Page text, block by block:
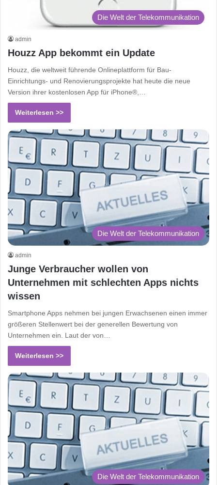
Die Welt der Telekommunikation
admin
Houzz App bekommt ein Update
Houzz, die weltweit führende Onlineplattform für Bau-
Einrichtungs- und Renovierungsprojekte hat heute die neue
Version ihrer kostenlosen App für iPhone®,…
Weiterlesen >>
Die Welt der Telekommunikation
admin
Junge Verbraucher wollen von
Unternehmen mit schlechten Apps nichts
wissen
Smartphone Apps nehmen bei jungen Erwachsenen einen immer
größeren Stellenwert bei der generellen Bewertung von
Unternehmen ein. Laut der von…
Weiterlesen >>
Die Welt der Telekommunikation